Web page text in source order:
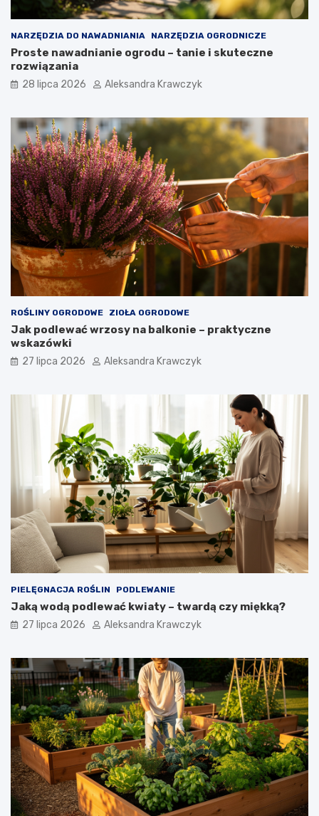
NARZĘDZIA DO NAWADNIANIA NARZĘDZIA OGRODNICZE
Proste nawadnianie ogrodu – tanie i skuteczne
rozwiązania
28 lipca 2026 Aleksandra Krawczyk
ROŚLINY OGRODOWE ZIOŁA OGRODOWE
Jak podlewać wrzosy na balkonie – praktyczne
wskazówki
27 lipca 2026 Aleksandra Krawczyk
PIELĘGNACJA ROŚLIN PODLEWANIE
Jaką wodą podlewać kwiaty – twardą czy miękką?
27 lipca 2026 Aleksandra Krawczyk